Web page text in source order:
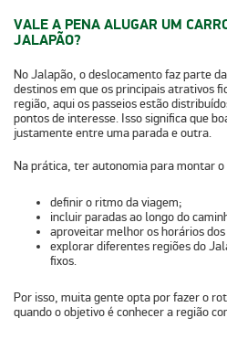
VALE A PENA ALUGAR UM
JALAPÃO?
No Jalapão, o deslocamento faz parte
destinos em que os principais atrativos
região, aquios passeios estão
pontos de interesse. Isso significa que
justamente entre uma parada e outra.
Na prática, ter autonomia para montar
definir o ritmo da viagem;
incluir paradas ao longo do
aproveitar melhor os horários dos
explorar diferentes regiões do
fixos.
Por isso, muita gente opta por fazer o
quando o objetivo é conhecer a região